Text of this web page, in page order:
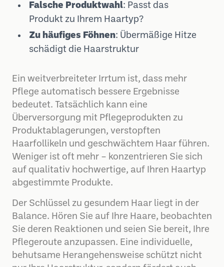
Falsche Produktwahl: Passt das
Produkt zu Ihrem Haartyp?
Zu häufiges Föhnen: Übermäßige Hitze
schädigt die Haarstruktur
Ein weitverbreiteter Irrtum ist, dass mehr
Pflege automatisch bessere Ergebnisse
bedeutet. Tatsächlich kann eine
Überversorgung mit Pflegeprodukten zu
Produktablagerungen, verstopften
Haarfollikeln und geschwächtem Haar führen.
Weniger ist oft mehr – konzentrieren Sie sich
auf qualitativ hochwertige, auf Ihren Haartyp
abgestimmte Produkte.
Der Schlüssel zu gesundem Haar liegt in der
Balance. Hören Sie auf Ihre Haare, beobachten
Sie deren Reaktionen und seien Sie bereit, Ihre
Pflegeroute anzupassen. Eine individuelle,
behutsame Herangehensweise schützt nicht